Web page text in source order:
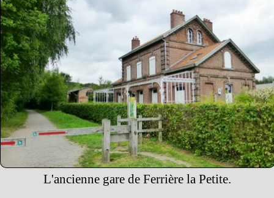
L'ancienne gare de Ferrière la Petite.